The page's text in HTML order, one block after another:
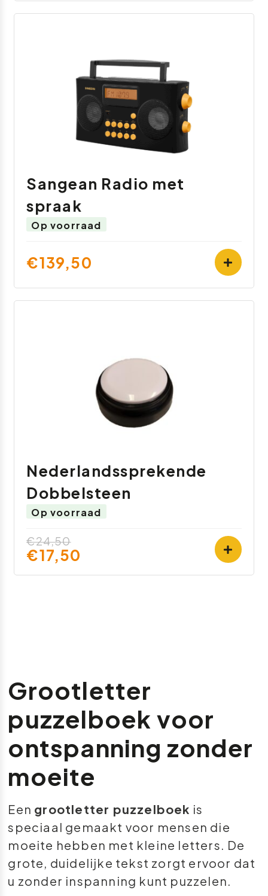
Sangean Radio met
spraak
Op voorraad
€139,50
Nederlandssprekende
Dobbelsteen
Op voorraad
€24,50
€17,50
Grootletter
puzzelboek voor
ontspanning zonder
moeite
Een grootletter puzzelboek is
speciaal gemaakt voor mensen die
moeite hebben met kleine letters. De
grote, duidelijke tekst zorgt ervoor dat
u zonder inspanning kunt puzzelen.